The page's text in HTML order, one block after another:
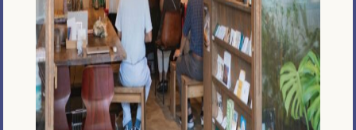
メール相談・面談予約
LINEで相談する